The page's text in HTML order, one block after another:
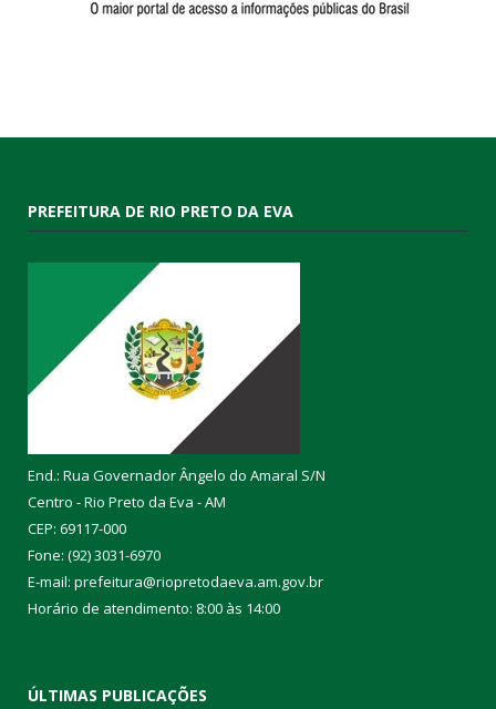
PREFEITURA DE RIO PRETO DA EVA
End.: Rua Governador Ângelo do Amaral S/N
Centro - Rio Preto da Eva - AM
CEP: 69117-000
Fone: (92) 3031-6970
E-mail: prefeitura@riopretodaeva.am.gov.br
Horário de atendimento: 8:00 às 14:00
ÚLTIMAS PUBLICAÇÕES